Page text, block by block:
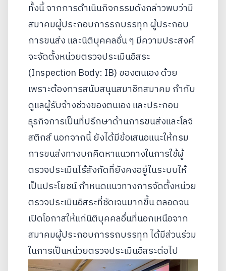
ทั้งนี้ จากการดำเนินกิจกรรมดังกล่าวพบว่ามี
สมาคมผู้ประกอบการรถบรรทุก ผู้ประกอบ
การขนส่ง และนิติบุคคลอื่น ๆ มีความประสงค์
จะจัดตั้งหน่วยตรวจประเมินอิสระ
(Inspection Body: IB) ของตนเอง ด้วย
เพราะต้องการสนับสนุนสมาชิกสมาคม กำกับ
ดูแลผู้รับจ้างช่วงของตนเอง และประกอบ
ธุรกิจการเป็นที่ปรึกษาด้านการขนส่งและโลจิ
สติกส์ นอกจากนี้ ยังได้มีข้อเสนอแนะให้กรม
การขนส่งทางบกคิดหาแนวทางในการใช้ผู้
ตรวจประเมินไร้สังกัดที่ยังคงอยู่ในระบบให้
เป็นประโยชน์ กำหนดแนวทางการจัดตั้งหน่วย
ตรวจประเมินอิสระที่ชัดเจนมากขึ้น ตลอดจน
เปิดโอกาสให้แก่นิติบุคคลอื่นที่นอกเหนือจาก
สมาคมผู้ประกอบการรถบรรทุก ได้มีส่วนร่วม
ในการเป็นหน่วยตรวจประเมินอิสระต่อไป